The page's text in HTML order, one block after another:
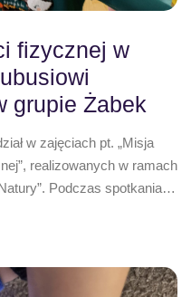
fizycznej w
grupie Żabek
w zajęciach pt. „Misja
realizowanych w ramach
Podczas spotkania…